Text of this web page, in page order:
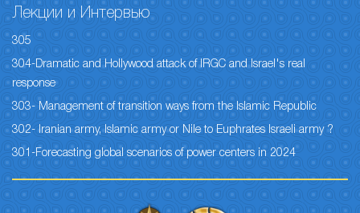
Лекции и Интервью
305
304-Dramatic and Hollywood attack of IRGC and Israel's real
response
303- Management of transition ways from the Islamic Republic
302- Iranian army, Islamic army or Nile to Euphrates Israeli army ?
301-Forecasting global scenarios of power centers in 2024